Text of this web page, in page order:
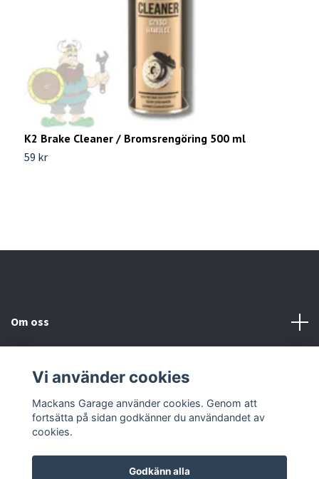
K2 Brake Cleaner / Bromsrengöring 500 ml
59 kr
Om oss
Sociala medier
Vi använder cookies
Mackans Garage använder cookies. Genom att
fortsätta på sidan godkänner du användandet av
cookies.
Godkänn alla